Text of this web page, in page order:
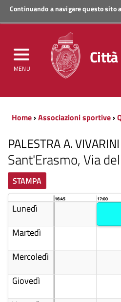
Continuando a navigare questo
MENU
Regione Veneto
Home›Associazioni sportive›
PALESTRA A.
Sant'Erasmo, Via
STAMPA
16:45 17:00
Lunedì
Martedì
Mercoledì
Giovedì